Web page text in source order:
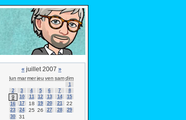
« juillet 2007 »
lun marmerjeu ven samdim
1
2
3 4 5 6 7
8
9
10 11 12 13 14
15
16
17 18 19 20 21 22
23 24 25 26 27 28
29
30
31